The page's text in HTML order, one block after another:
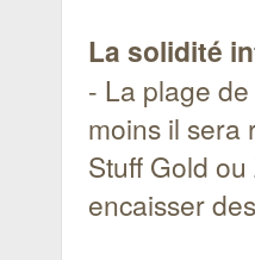
La solidité
- La plage
moins il sera
Stuff Gold
encaisser